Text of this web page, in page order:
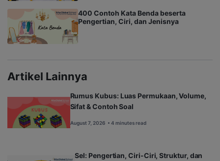
400 Contoh Kata Benda beserta
Pengertian, Ciri, dan Jenisnya
Artikel Lainnya
Rumus Kubus: Luas Permukaan, Volume,
Sifat & Contoh Soal
August 7, 2026 • 4 minutes read
Sel: Pengertian, Ciri-Ciri, Struktur, dan